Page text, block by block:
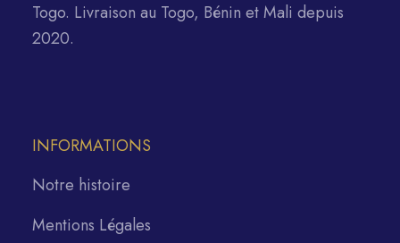
Togo. Livraison au Togo, Bénin et Mali depuis
2020.
INFORMATIONS
Notre histoire
Mentions Légales